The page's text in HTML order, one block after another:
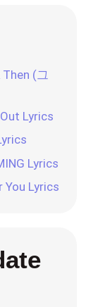
(그
Lyrics
Lyrics
Lyrics